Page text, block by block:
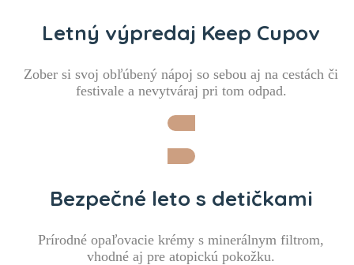
Letný výpredaj Keep Cupov
Zober si svoj obľúbený nápoj so sebou aj na cestách či
festivale a nevytváraj pri tom odpad.
Bezpečné leto s detičkami
Prírodné opaľovacie krémy s minerálnym filtrom,
vhodné aj pre atopickú pokožku.